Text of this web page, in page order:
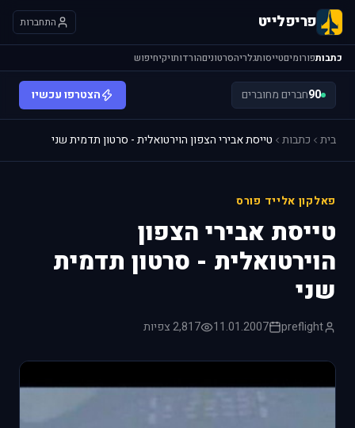
פריפלייט התחברות
כתבותפורומיםטייסותגלריהסרטוניםהורדותויקיחיפוש
90חברים מחוברים הצטרפו עכשיו
בית כתבות טייסת אבירי הצפון הוירטואלית - סרטון תדמית שני
פאלקון אלייד פורס
טייסת אבירי הצפון
הוירטואלית - סרטון תדמית
שני
preflight
11.01.2007 2,817 צפיות